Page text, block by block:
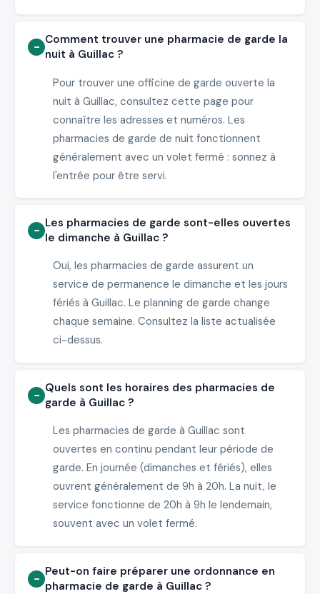
Comment trouver une pharmacie de garde la
nuit à Guillac ?
Pour trouver une officine de garde ouverte la
nuit à Guillac, consultez cette page pour
connaître les adresses et numéros. Les
pharmacies de garde de nuit fonctionnent
généralement avec un volet fermé : sonnez à
l'entrée pour être servi.
Les pharmacies de garde sont-elles ouvertes
le dimanche à Guillac ?
Oui, les pharmacies de garde assurent un
service de permanence le dimanche et les jours
fériés à Guillac. Le planning de garde change
chaque semaine. Consultez la liste actualisée
ci-dessus.
Quels sont les horaires des pharmacies de
garde à Guillac ?
Les pharmacies de garde à Guillac sont
ouvertes en continu pendant leur période de
garde. En journée (dimanches et fériés), elles
ouvrent généralement de 9h à 20h. La nuit, le
service fonctionne de 20h à 9h le lendemain,
souvent avec un volet fermé.
Peut-on faire préparer une ordonnance en
pharmacie de garde à Guillac ?